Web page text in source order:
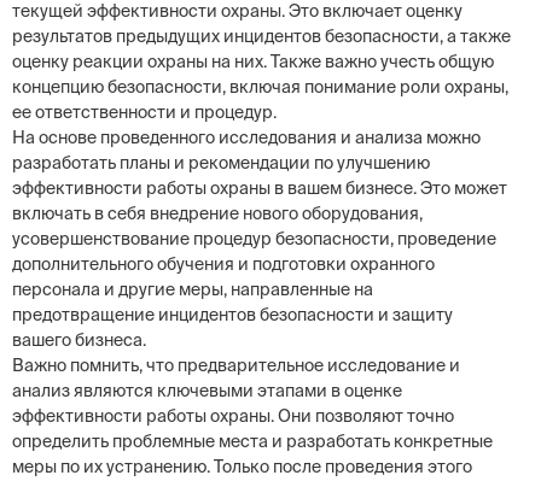
текущей эффективности охраны. Это включает оценку
результатов предыдущих инцидентов безопасности, а также
оценку реакции охраны на них. Также важно учесть общую
концепцию безопасности, включая понимание роли охраны,
ее ответственности и процедур.
На основе проведенного исследования и анализа можно
разработать планы и рекомендации по улучшению
эффективности работы охраны в вашем бизнесе. Это может
включать в себя внедрение нового оборудования,
усовершенствование процедур безопасности, проведение
дополнительного обучения и подготовки охранного
персонала и другие меры, направленные на
предотвращение инцидентов безопасности и защиту
вашего бизнеса.
Важно помнить, что предварительное исследование и
анализ являются ключевыми этапами в оценке
эффективности работы охраны. Они позволяют точно
определить проблемные места и разработать конкретные
меры по их устранению. Только после проведения этого